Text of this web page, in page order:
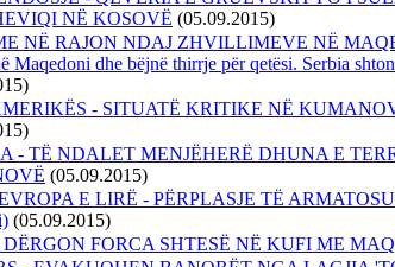
NË KOSOVË (05.09.2015)
NË RAJON NDAJ ZHVILLIMEVE NË
Maqedoni dhe bëjnë thirrje për qetësi. Serbia
- SITUATË KRITIKE NË
- TË NDALET MENJËHERË DHUNA E
(05.09.2015)
E LIRË - PËRPLASJE TË
(05.09.2015)
DËRGON FORCA SHTESË NË KUFI ME